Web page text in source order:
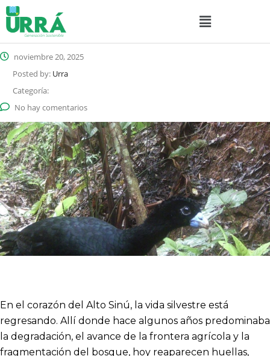
noviembre 20, 2025
Posted by: Urra
Categoría:
No hay comentarios
En el corazón del Alto Sinú, la vida silvestre está
regresando. Allí donde hace algunos años predominaba
la degradación, el avance de la frontera agrícola y la
fragmentación del bosque, hoy reaparecen huellas,